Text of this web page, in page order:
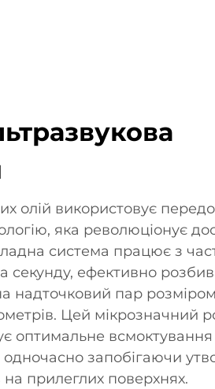
олій використовує
яка революціонує
система працює з
секунду, ефективно
надточковий пар розміром
Цей мікрозначний
оптимальне всмоктування
одночасно запобігаючи
прилеглих поверхнях.